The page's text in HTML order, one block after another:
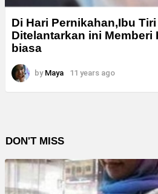
Di Hari Pernikahan,Ibu
Ditelantarkan ini Memberi
biasa
by Maya 11 years ago
DON'T MISS